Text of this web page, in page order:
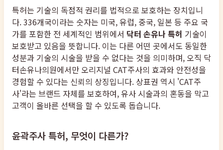
특허는 기술의 독점적 권리를 법적으로 보호하는 장치입니
다. 336개국이라는 숫자는 미국, 유럽, 중국, 일본 등 주요 국
가를 포함한 전 세계적인 범위에서 닥터 손유나 특허 기술이
보호받고 있음을 뜻합니다. 이는 다른 어떤 곳에서도 동일한
성분과 기술의 시술을 받을 수 없다는 것을 의미하며, 오직 닥
터손유나의원에서만 오리지널 CAT주사의 효과와 안전성을
경험할 수 있다는 신뢰의 상징입니다. 상표권 역시 'CAT주
사'라는 브랜드 자체를 보호하여, 유사 시술과의 혼동을 막고
고객이 올바른 선택을 할 수 있도록 돕습니다.
윤곽주사 특허, 무엇이 다른가?